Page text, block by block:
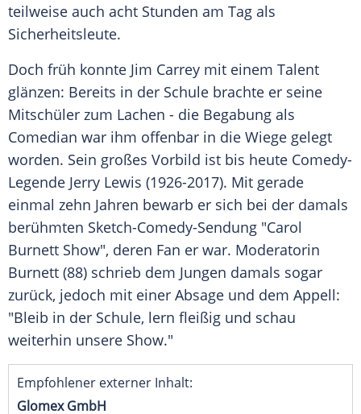
teilweise auch acht Stunden am Tag als
Sicherheitsleute.
Doch früh konnte Jim Carrey mit einem Talent
glänzen: Bereits in der Schule brachte er seine
Mitschüler zum Lachen - die Begabung als
Comedian war ihm offenbar in die Wiege gelegt
worden. Sein großes Vorbild ist bis heute Comedy-
Legende Jerry Lewis (1926-2017). Mit gerade
einmal zehn Jahren bewarb er sich bei der damals
berühmten Sketch-Comedy-Sendung "Carol
Burnett Show", deren Fan er war. Moderatorin
Burnett (88) schrieb dem Jungen damals sogar
zurück, jedoch mit einer Absage und dem Appell:
"Bleib in der Schule, lern fleißig und schau
weiterhin unsere Show."
Empfohlener externer Inhalt:
Glomex GmbH